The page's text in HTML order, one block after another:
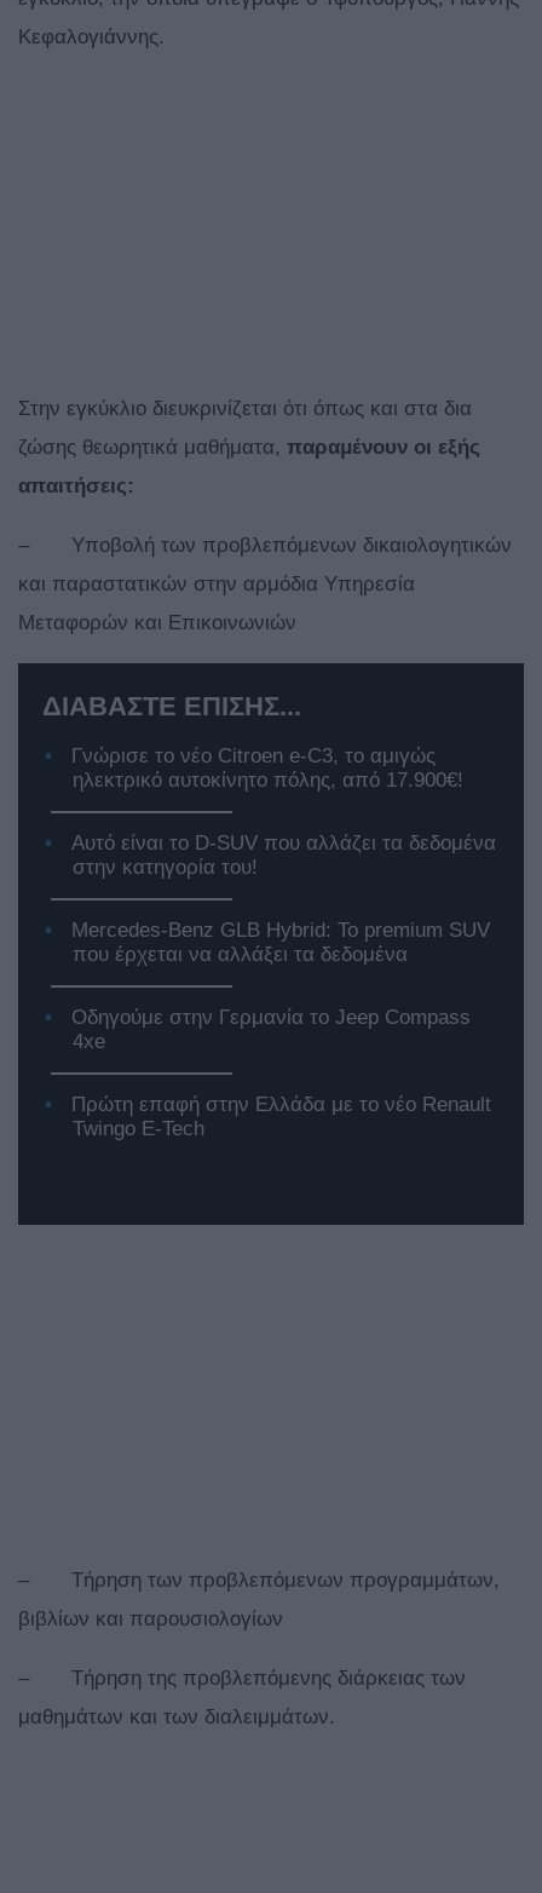
Κεφαλογιάννης.
Στην εγκύκλιο διευκρινίζεται ότι όπως και στα δια
ζώσης θεωρητικά μαθήματα, παραμένουν οι εξής
απαιτήσεις:
– Υποβολή των προβλεπόμενων δικαιολογητικών
και παραστατικών στην αρμόδια Υπηρεσία
Μεταφορών και Επικοινωνιών
ΔΙΑΒΑΣΤΕ ΕΠΙΣΗΣ...
Γνώρισε το νέο Citroen e-C3, το αμιγώς
ηλεκτρικό αυτοκίνητο πόλης, από 17.900€!
Αυτό είναι το D-SUV που αλλάζει τα δεδομένα
στην κατηγορία του!
Mercedes-Benz GLB Hybrid: Το premium SUV
που έρχεται να αλλάξει τα δεδομένα
Οδηγούμε στην Γερμανία το Jeep Compass
4xe
Πρώτη επαφή στην Ελλάδα με το νέο Renault
Twingo E-Tech
– Τήρηση των προβλεπόμενων προγραμμάτων,
βιβλίων και παρουσιολογίων
– Τήρηση της προβλεπόμενης διάρκειας των
μαθημάτων και των διαλειμμάτων.